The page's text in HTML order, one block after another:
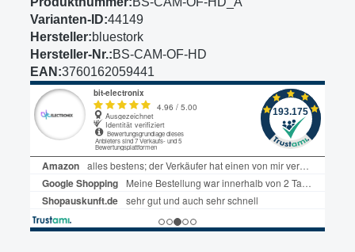
Varianten-ID:44149
Hersteller:bluestork
Hersteller-Nr.:BS-CAM-OF-HD
EAN:3760162059441